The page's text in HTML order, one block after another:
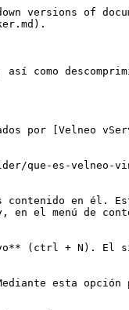
versions of
así como
por [Velneo
que-es-velneo-
en él.
en el menú de
(ctrl + N). El
esta opción